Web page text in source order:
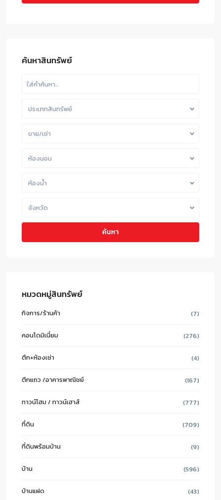
ค้นหาสินทรัพย์
ประเภทสินทรัพย์
ขาย/เช่า
ห้องนอน
ห้องน้ำ
จังหวัด
ค้นหา
หมวดหมู่สินทรัพย์
กิจการ/ร้านค้า (7)
คอนโดมิเนี่ยม (276)
ตึก+ห้องเช่า (4)
ตึกแถว /อาคารพาณิชย์ (167)
ทาวน์โฮม / ทาวน์เฮาส์ (777)
ที่ดิน (709)
ที่ดินพร้อมบ้าน (9)
บ้าน (596)
บ้านแฝด (43)